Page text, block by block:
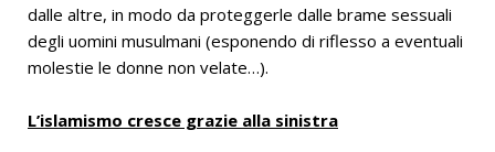
dalle altre, in modo da proteggerle dalle brame sessuali
degli uomini musulmani (esponendo di riflesso a eventuali
molestie le donne non velate…).
L’islamismo cresce grazie alla sinistra